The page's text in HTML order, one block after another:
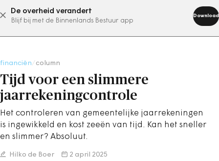
De overheid verandert
Blijf bij met de Binnenlands Bestuur app
Download
abonneer nu
financiën column
Tijd voor een slimmere
jaarrekeningcontrole
Het controleren van gemeentelijke jaarrekeningen
is ingewikkeld en kost zeeën van tijd. Kan het sneller
en slimmer? Absoluut.
Hilko de Boer 2 april 2025